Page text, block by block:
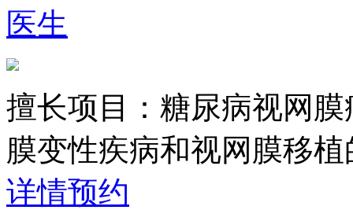
医生
擅长项目： 糖尿病视网
膜变性疾病和视网膜移
详情预约